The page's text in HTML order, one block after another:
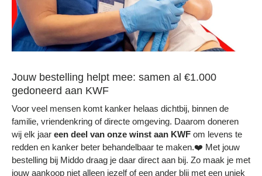
Jouw bestelling helpt mee: samen al €1.000
gedoneerd aan KWF
Voor veel mensen komt kanker helaas dichtbij, binnen de
familie, vriendenkring of directe omgeving. Daarom doneren
wij elk jaar een deel van onze winst aan KWF om levens te
redden en kanker beter behandelbaar te maken.❤️ Met jouw
bestelling bij Middo draag je daar direct aan bij. Zo maak je met
jouw aankoop niet alleen jezelf of een ander blij met een uniek